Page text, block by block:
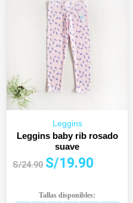
Leggins
Leggins baby rib rosado
suave
S/24.90
El
S/19.90
Tallas disponibles: